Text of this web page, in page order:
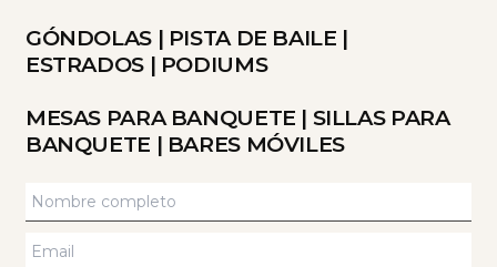
GÓNDOLAS| PISTA DE BAILE |
ESTRADOS| PODIUMS
MESAS PARA BANQUETE | SILLAS PARA
BANQUETE | BARES MÓVILES